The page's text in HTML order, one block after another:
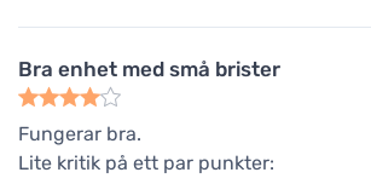
Bra enhet med små brister
Fungerar bra.
Lite kritik på ett par punkter: